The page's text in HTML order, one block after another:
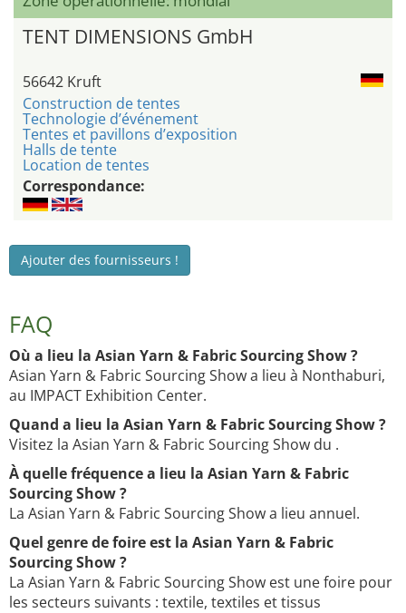
TENT DIMENSIONS GmbH
56642 Kruft
Construction de tentes
Technologie d’événement
Tentes et pavillons d’exposition
Halls de tente
Location de tentes
Correspondance:
Ajouter des fournisseurs !
FAQ
Où a lieu la Asian Yarn & Fabric Sourcing Show ?
Asian Yarn & Fabric Sourcing Show a lieu à Nonthaburi,
au IMPACT Exhibition Center.
Quand a lieu la Asian Yarn & Fabric Sourcing Show ?
Visitez la Asian Yarn & Fabric Sourcing Show du .
À quelle fréquence a lieu la Asian Yarn & Fabric
Sourcing Show ?
La Asian Yarn & Fabric Sourcing Show a lieu annuel.
Quel genre de foire est la Asian Yarn & Fabric
Sourcing Show ?
La Asian Yarn & Fabric Sourcing Show est une foire pour
les secteurs suivants : textile, textiles et tissus